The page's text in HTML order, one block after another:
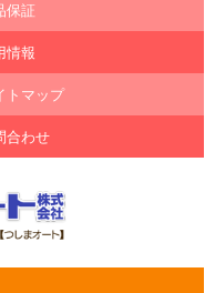
保証
情報
トマップ
合わせ